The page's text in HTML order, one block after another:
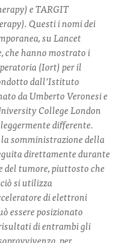
e TARGIT
Questi i nomi dei
su Lancet
che hanno mostrato i
(Iort) per il
dall’Istituto
da Umberto Veronesi e
College London
differente.
somministrazione della
direttamente durante
tumore, piuttosto che
si utilizza
di elettroni
essere posizionato
di entrambi gli